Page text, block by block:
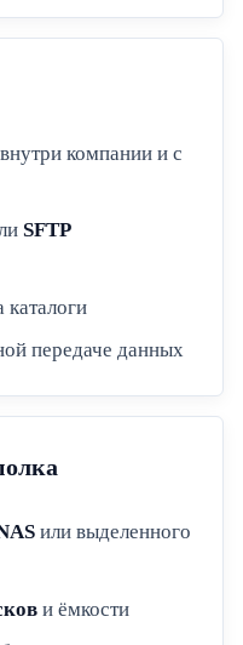
компании и с
SFTP
передаче данных
или выделенного
и ёмкости